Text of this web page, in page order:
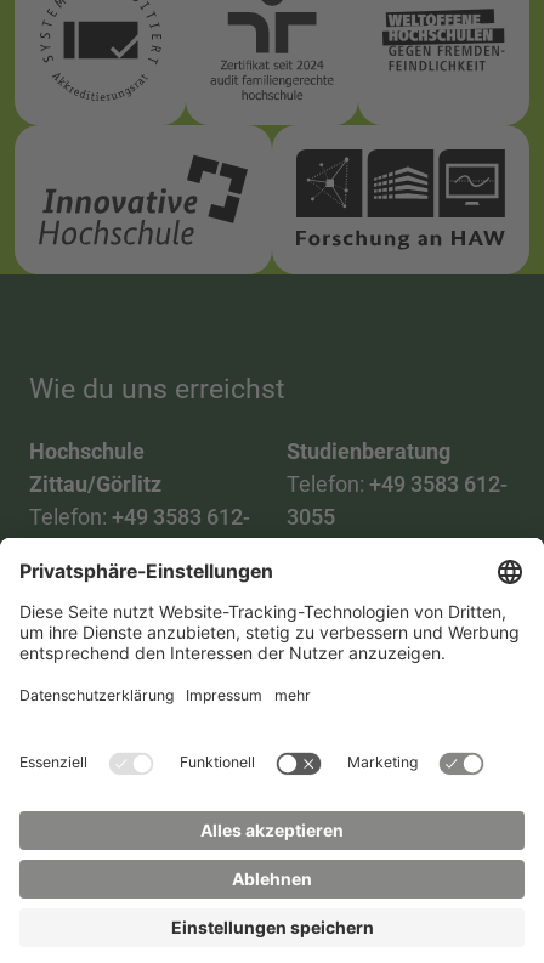
Wie du uns erreichst
Hochschule
Zittau/Görlitz
Telefon: +49 3583 612-
Mail:info(at)hszg.de
Studienberatung
Telefon: +49 3583 612-
3055
Mail:
stud.info(at)hszg.de
TransparenzgesetzKontakt Lageplan